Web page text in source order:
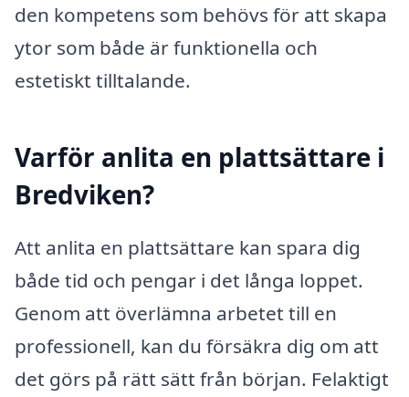
den kompetens som behövs för att skapa
ytor som både är funktionella och
estetiskt tilltalande.
Varför anlita en plattsättare i
Bredviken?
Att anlita en plattsättare kan spara dig
både tid och pengar i det långa loppet.
Genom att överlämna arbetet till en
professionell, kan du försäkra dig om att
det görs på rätt sätt från början. Felaktigt